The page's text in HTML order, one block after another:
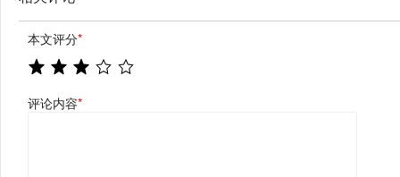
本文评分*
评论内容*